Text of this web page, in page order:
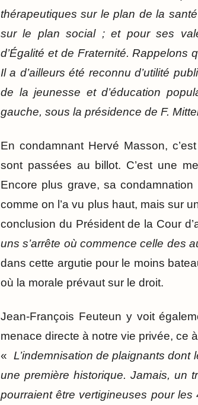
thérapeutiques sur le plan de la
sur le plan social ; et pour ses
d’Égalité et de Fraternité. Rappelons
Il a d’ailleurs été reconnu d’utilité
de la jeunesse et d’éducation
gauche, sous la présidence de F.
En condamnant Hervé Masson,
sont passées au billot. C’est une
Encore plus grave, sa
comme on l’a vu plus haut, mais sur
conclusion du Président de la Cour
uns s’arrête où commence celle des
dans cette argutie pour le moins
où la morale prévaut sur le droit.
Jean-François Feuteun y voit
menace directe à notre vie privée, ce
« L’indemnisation de plaignants dont
une première historique. Jamais, un
pourraient être vertigineuses pour